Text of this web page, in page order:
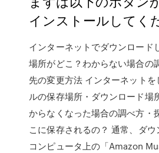
インストールしてく
インターネットでダウンロード
場所がどこ？わからない場合の
先の変更方法 インターネットを
ルの保存場所・ダウンロード場
からなくなった場合の調べ方・
こに保存されるの？ 通常、ダ
コンピュータ上の「Amazon